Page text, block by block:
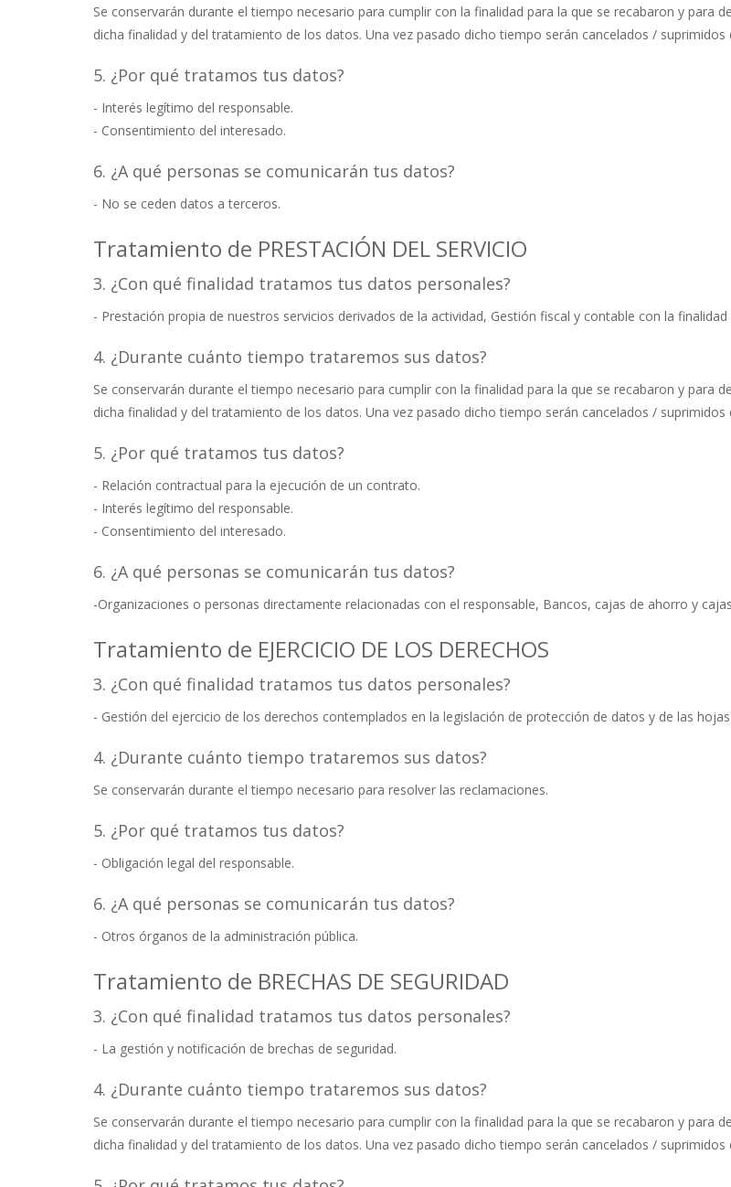
Se conservarán durante el tiempo necesario para cumplir con la finalidad para la que se recabaron y para
dicha finalidad y del tratamiento de los datos. Una vez pasado dicho tiempo serán cancelados / suprimidos
5. ¿Por qué tratamos tus datos?
- Interés legítimo del responsable.
- Consentimiento del interesado.
6. ¿A qué personas se comunicarán tus datos?
- No se ceden datos a terceros.
Tratamiento de PRESTACIÓN DEL SERVICIO
3. ¿Con qué finalidad tratamos tus datos personales?
- Prestación propia de nuestros servicios derivados de la actividad, Gestión fiscal y contable con la
4. ¿Durante cuánto tiempo trataremos sus datos?
Se conservarán durante el tiempo necesario para cumplir con la finalidad para la que se recabaron y para
dicha finalidad y del tratamiento de los datos. Una vez pasado dicho tiempo serán cancelados / suprimidos
5. ¿Por qué tratamos tus datos?
- Relación contractual para la ejecución de un contrato.
- Interés legítimo del responsable.
- Consentimiento del interesado.
6. ¿A qué personas se comunicarán tus datos?
-Organizaciones o personas directamente relacionadas con el responsable, Bancos, cajas de ahorro y
Tratamiento de EJERCICIO DE LOS DERECHOS
3. ¿Con qué finalidad tratamos tus datos personales?
- Gestión del ejercicio de los derechos contemplados en la legislación de protección de datos y de las
4. ¿Durante cuánto tiempo trataremos sus datos?
Se conservarán durante el tiempo necesario para resolver las reclamaciones.
5. ¿Por qué tratamos tus datos?
- Obligación legal del responsable.
6. ¿A qué personas se comunicarán tus datos?
- Otros órganos de la administración pública.
Tratamiento de BRECHAS DE SEGURIDAD
3. ¿Con qué finalidad tratamos tus datos personales?
- La gestión y notificación de brechas de seguridad.
4. ¿Durante cuánto tiempo trataremos sus datos?
Se conservarán durante el tiempo necesario para cumplir con la finalidad para la que se recabaron y para
dicha finalidad y del tratamiento de los datos. Una vez pasado dicho tiempo serán cancelados / suprimidos